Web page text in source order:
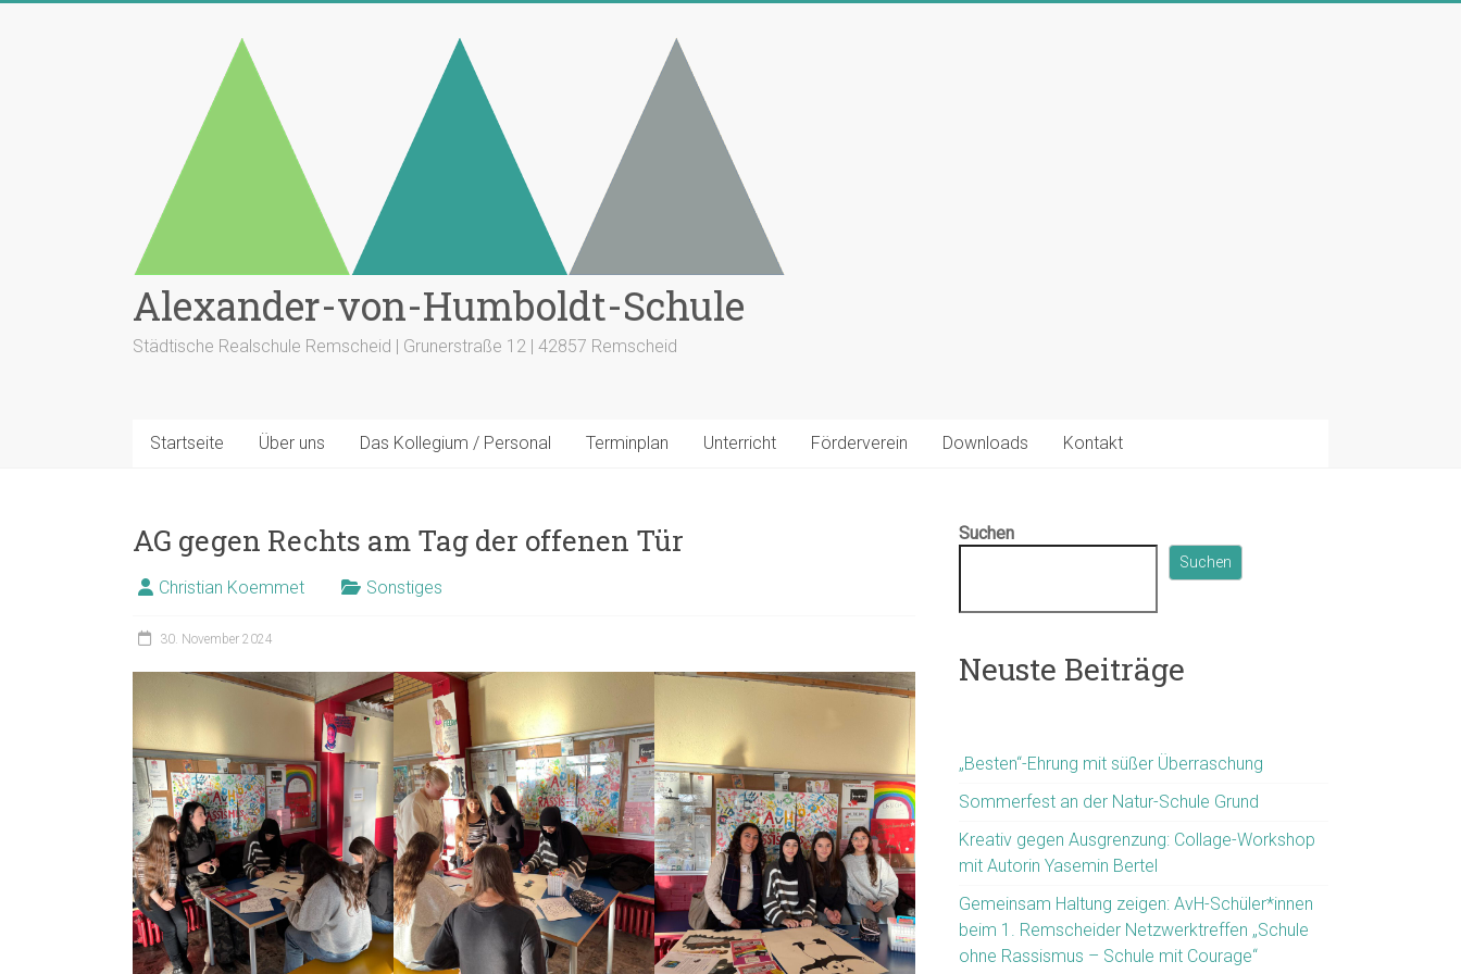
Alexander-von-Humboldt-Schule
Städtische Realschule Remscheid | Grunerstraße 12 | 42857 Remscheid
Startseite Über uns Das Kollegium / Personal Terminplan Unterricht Förderverein Downloads Kontakt
AG gegen Rechts am Tag der offenen Tür
Christian Koemmet Sonstiges
30. November 2024
Suchen
Suchen
Neuste Beiträge
„Besten“-Ehrung mit süßer Überraschung
Sommerfest an der Natur-Schule Grund
Kreativ gegen Ausgrenzung: Collage-Workshop
mit Autorin Yasemin Bertel
Gemeinsam Haltung zeigen: AvH-Schüler*innen
beim 1. Remscheider Netzwerktreffen „Schule
ohne Rassismus – Schule mit Courage“